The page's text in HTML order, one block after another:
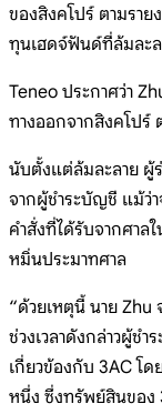
ของสิงคโปร์ ตามรา
ทุนเฮดจ์ฟันด์ที่ล้มละ
Teneo ประกาศว่า
ทางออกจากสิงคโปร์
นับตั้งแต่ล้มละลาย ผู้
จากผู้ชำระบัญชี แม้ว่
คำสั่งที่ได้รับจากศาล
หมิ่นประมาทศาล
“ด้วยเหตุนี้ นาย Zhu
ช่วงเวลาดังกล่าวผู้ช
เกี่ยวข้องกับ 3AC โ
หนึ่ง ซึ่งทรัพย์สินของ